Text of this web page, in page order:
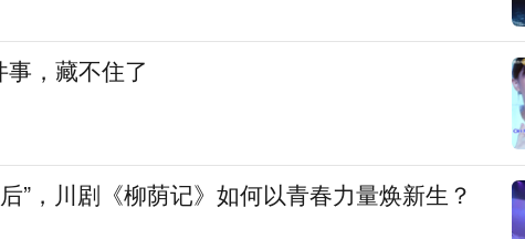
，藏不住了
”，川剧《柳荫记》如何以青春力量焕新生？